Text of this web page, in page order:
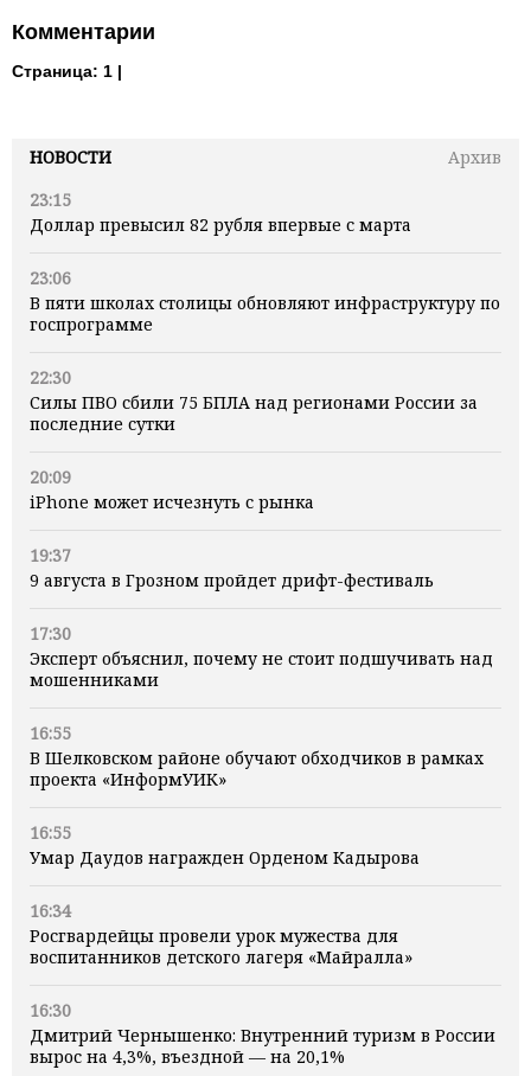
НОВОСТИ
Архив
23:15
Доллар превысил 82 рубля впервые с марта
23:06
В пяти школах столицы обновляют инфраструктуру по
госпрограмме
22:30
Силы ПВО сбили 75 БПЛА над регионами России за
последние сутки
20:09
iPhone может исчезнуть с рынка
19:37
9 августа в Грозном пройдет дрифт-фестиваль
17:30
Эксперт объяснил, почему не стоит подшучивать над
мошенниками
16:55
В Шелковском районе обучают обходчиков в рамках
проекта «ИнформУИК»
16:55
Умар Даудов награжден Орденом Кадырова
16:34
Росгвардейцы провели урок мужества для
воспитанников детского лагеря «Майралла»
16:30
Дмитрий Чернышенко: Внутренний туризм в России
вырос на 4,3%, въездной — на 20,1%
Комментарии
Страница: 1 |